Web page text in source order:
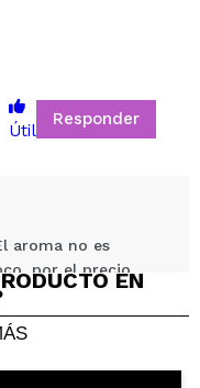
Imagínatelo...
Si No
Útil
Responder
aroma no es
por el precio
más.
Útil
EN